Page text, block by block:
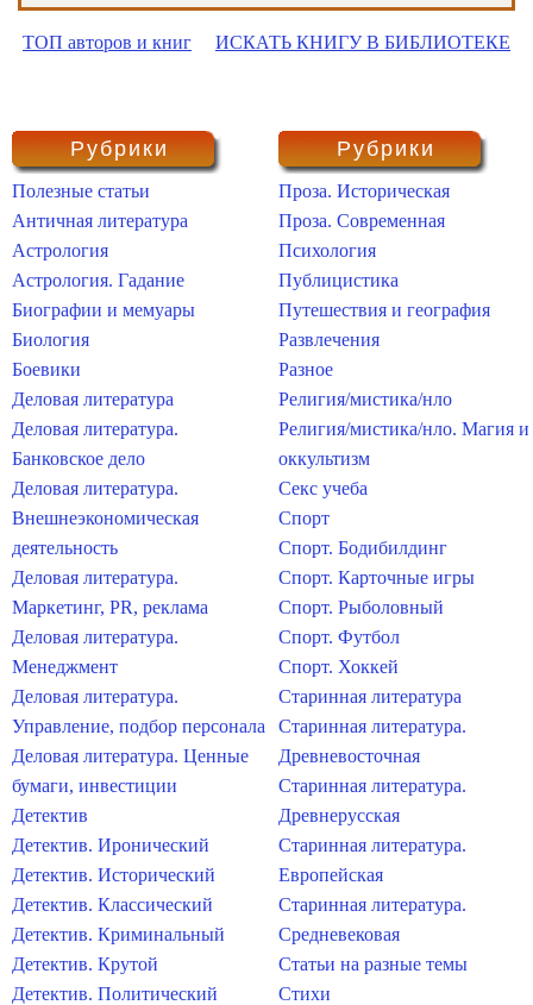
ТОП авторов и книг ИСКАТЬ КНИГУ В БИБЛИОТЕКЕ
Рубрики
Полезные статьи
Античная литература
Астрология
Астрология. Гадание
Биографии и мемуары
Биология
Боевики
Деловая литература
Деловая литература.
Банковское дело
Деловая литература.
Внешнеэкономическая
деятельность
Деловая литература.
Маркетинг, PR, реклама
Деловая литература.
Менеджмент
Деловая литература.
Управление, подбор персонала
Деловая литература. Ценные
бумаги, инвестиции
Детектив
Детектив. Иронический
Детектив. Исторический
Детектив. Классический
Детектив. Криминальный
Детектив. Крутой
Детектив. Политический
Рубрики
Проза. Историческая
Проза. Современная
Психология
Публицистика
Путешествия и география
Развлечения
Разное
Религия/мистика/нло
Религия/мистика/нло. Магия и
оккультизм
Секс учеба
Спорт
Спорт. Бодибилдинг
Спорт. Карточные игры
Спорт. Рыболовный
Спорт. Футбол
Спорт. Хоккей
Старинная литература
Старинная литература.
Древневосточная
Старинная литература.
Древнерусская
Старинная литература.
Европейская
Старинная литература.
Средневековая
Статьи на разные темы
Стихи